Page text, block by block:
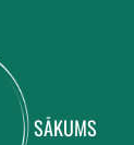
SĀKUMS